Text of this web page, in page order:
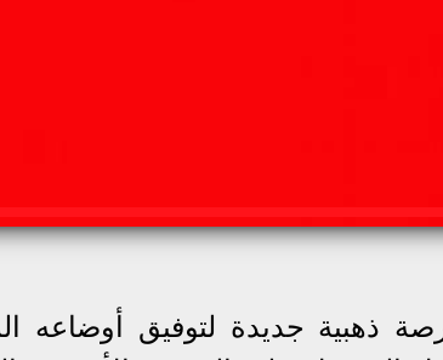
ذهبية جديدة لتوفيق أوضاعه